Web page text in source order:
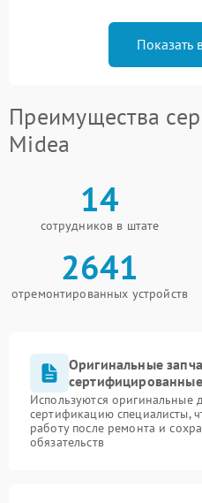
Показать
Преимущества
Midea
14
сотрудников в штате
2641
отремонтированных устройств
Оригинальные
Используются
сертификацию специалисты,
работу после ремонта и
обязательств